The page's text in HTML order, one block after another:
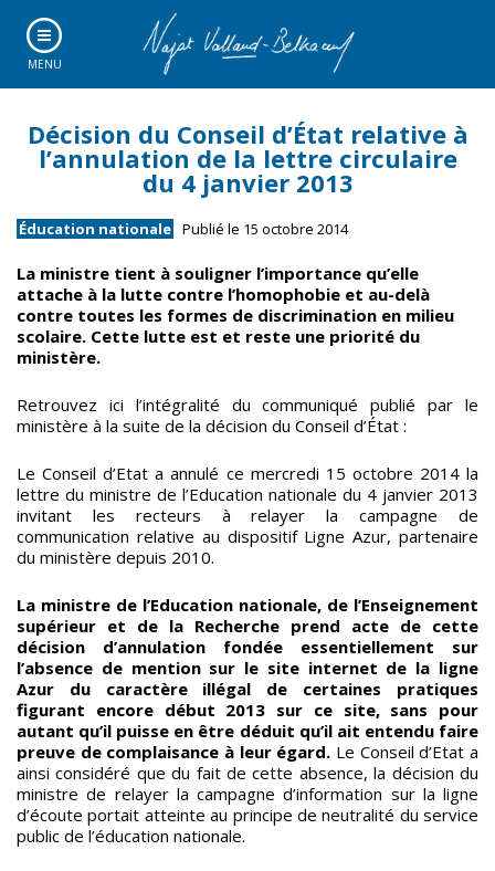
MENU
Décision du Conseil d’État relative à
l’annulation de la lettre circulaire
du 4 janvier 2013
Éducation nationale Publié le 15 octobre 2014
La ministre tient à souligner l’importance qu’elle
attache à la lutte contre l’homophobie et au-delà
contre toutes les formes de discrimination en milieu
scolaire. Cette lutte est et reste une priorité du
ministère.
Retrouvez ici l’intégralité du communiqué publié par le
ministère à la suite de la décision du Conseil d’État :
Le Conseil d’Etat a annulé ce mercredi 15 octobre 2014 la
lettre du ministre de l’Education nationale du 4 janvier 2013
invitant les recteurs à relayer la campagne de
communication relative au dispositif Ligne Azur, partenaire
du ministère depuis 2010.
La ministre de l’Education nationale, de l’Enseignement
supérieur et de la Recherche prend acte de cette
décision d’annulation fondée essentiellement sur
l’absence de mention sur le site internet de la ligne
Azur du caractère illégal de certaines pratiques
figurant encore début 2013 sur ce site, sans pour
autant qu’il puisse en être déduit qu’il ait entendu faire
preuve de complaisance à leur égard. Le Conseil d’Etat a
ainsi considéré que du fait de cette absence, la décision du
ministre de relayer la campagne d’information sur la ligne
d’écoute portait atteinte au principe de neutralité du service
public de l’éducation nationale.